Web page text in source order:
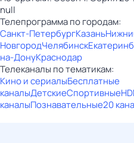
null
Телепрограмма по городам:
Санкт-ПетербургКазань
НовгородЧелябинск
на-ДонуКраснодар
Телеканалы по тематикам:
Кино и сериалыБесплатные
каналыДетскиеСпортивныеHD
каналыПознавательные20